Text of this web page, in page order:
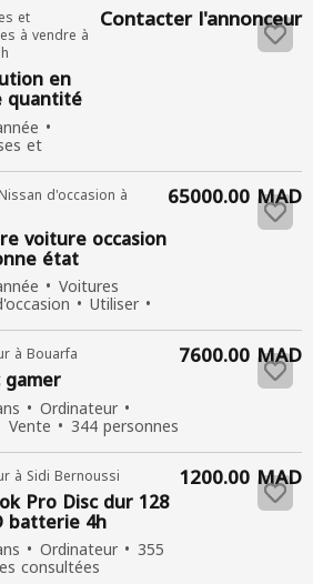
et
à vendre à
en
quantité
d’Italie –
Green
et
à
Nouvelle
355
consultées
Contacter l'annonceur
d'occasion à
voitureoccasion
état
Voitures
Utiliser
400 personnes
65000.00 MAD
à Bouarfa
Ordinateur
Vente 344 personnes
7600.00 MAD
à Sidi Bernoussi
Pro Disc dur 128
batterie 4h
Ordinateur 355
consultées
1200.00 MAD